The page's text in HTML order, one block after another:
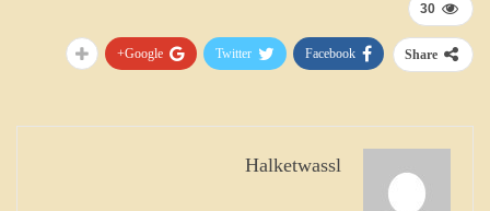
30
Share
Facebook
Twitter
Google+
Halketwassl